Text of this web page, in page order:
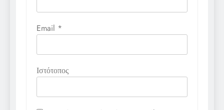
Email *
Ιστότοπος